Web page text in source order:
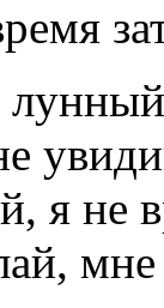
я не